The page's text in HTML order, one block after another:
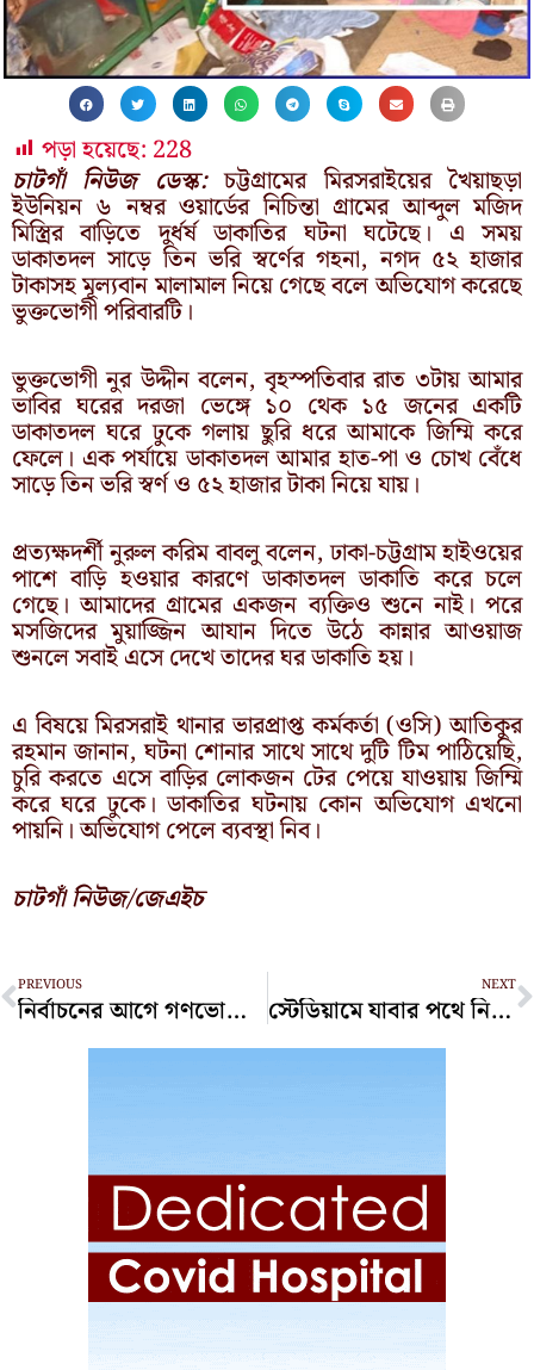
পড়া হয়েছে: 228
চাটগাঁ নিউজ ডেস্ক:চট্টগ্রামের মিরসরাইয়ের খৈয়াছড়া
ইউনিয়ন ৬ নম্বর ওয়ার্ডের নিচিন্তা গ্রামের আব্দুল মজিদ
মিস্ত্রির বাড়িতে দুর্ধর্ষ ডাকাতির ঘটনা ঘটেছে। এ সময়
ডাকাতদল সাড়ে তিন ভরি স্বর্ণের গহনা, নগদ ৫২ হাজার
টাকাসহ মূল্যবান মালামাল নিয়ে গেছে বলে অভিযোগ করেছে
ভুক্তভোগী পরিবারটি।
ভুক্তভোগী নুর উদ্দীন বলেন, বৃহস্পতিবার রাত ৩টায় আমার
ভাবির ঘরের দরজা ভেঙ্গে ১০ থেক ১৫ জনের একটি
ডাকাতদল ঘরে ঢুকে গলায় ছুরি ধরে আমাকে জিম্মি করে
ফেলে। এক পর্যায়ে ডাকাতদল আমার হাত-পা ও চোখ বেঁধে
সাড়ে তিন ভরি স্বর্ণ ও ৫২ হাজার টাকা নিয়ে যায়।
প্রত্যক্ষদর্শী নুরুল করিম বাবলু বলেন, ঢাকা-চট্টগ্রাম হাইওয়ের
পাশে বাড়ি হওয়ার কারণে ডাকাতদল ডাকাতি করে চলে
গেছে। আমাদের গ্রামের একজন ব্যক্তিও শুনে নাই। পরে
মসজিদের মুয়াজ্জিন আযান দিতে উঠে কান্নার আওয়াজ
শুনলে সবাই এসে দেখে তাদের ঘর ডাকাতি হয়।
এ বিষয়ে মিরসরাই থানার ভারপ্রাপ্ত কর্মকর্তা (ওসি) আতিকুর
রহমান জানান, ঘটনা শোনার সাথে সাথে দুটি টিম পাঠিয়েছি,
চুরি করতে এসে বাড়ির লোকজন টের পেয়ে যাওয়ায় জিম্মি
করে ঘরে ঢুকে। ডাকাতির ঘটনায় কোন অভিযোগ এখনো
পায়নি। অভিযোগ পেলে ব্যবস্থা নিব।
চাটগাঁ নিউজ/জেএইচ
Prev
PREVIOUS
নির্বাচনের আগে গণভোটের সুযোগ এখন আর নেই: মির্জা ফখরুল
NEXT
স্টেডিয়ামে যাবার পথে নিয়ন্ত্রণ হারালো পুলিশবাহী বাস, আহত ২৭